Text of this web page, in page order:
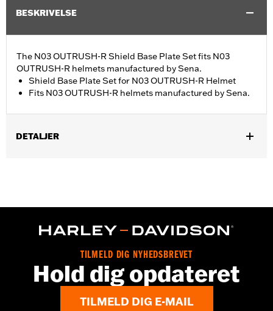
BESKRIVELSE
The N03 OUTRUSH-R Shield Base Plate Set fits N03
OUTRUSH-R helmets manufactured by Sena.
Shield Base Plate Set for N03 OUTRUSH-R Helmet
Fits N03 OUTRUSH-R helmets manufactured by Sena.
DETALJER
TILMELD DIG NYHEDSBREVET
Hold dig opdateret
TILMELD DIG E-MAIL